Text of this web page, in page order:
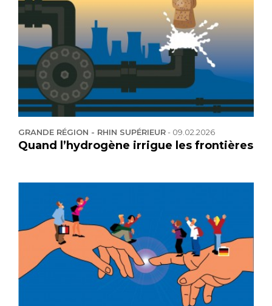
GRANDE RÉGION - RHIN SUPÉRIEUR- 09.02.2026
Quand l’hydrogène irrigue les frontières